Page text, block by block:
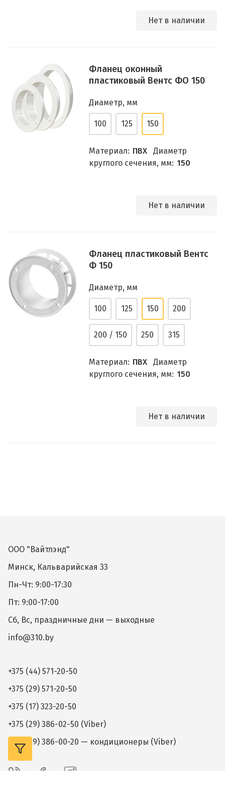
Нет в наличии
Фланец оконный
пластиковый Вентс ФО 150
Диаметр, мм
100 125 150
Материал: ПВХ
Диаметр
круглого сечения, мм: 150
Нет в наличии
Фланец пластиковый Вентс
Ф 150
Диаметр, мм
100 125 150 200
200 / 150 250 315
Материал: ПВХ
Диаметр
круглого сечения, мм: 150
Нет в наличии
ООО "Вайтлэнд"
Минск, Кальварийская 33
Пн-Чт: 9:00-17:30
Пт: 9:00-17:00
Сб, Вс, праздничные дни — выходные
info@310.by
+375 (44) 571-20-50
+375 (29) 571-20-50
+375 (17) 323-20-50
+375 (29) 386-02-50 (Viber)
+375 (29) 386-00-20 — кондиционеры (Viber)